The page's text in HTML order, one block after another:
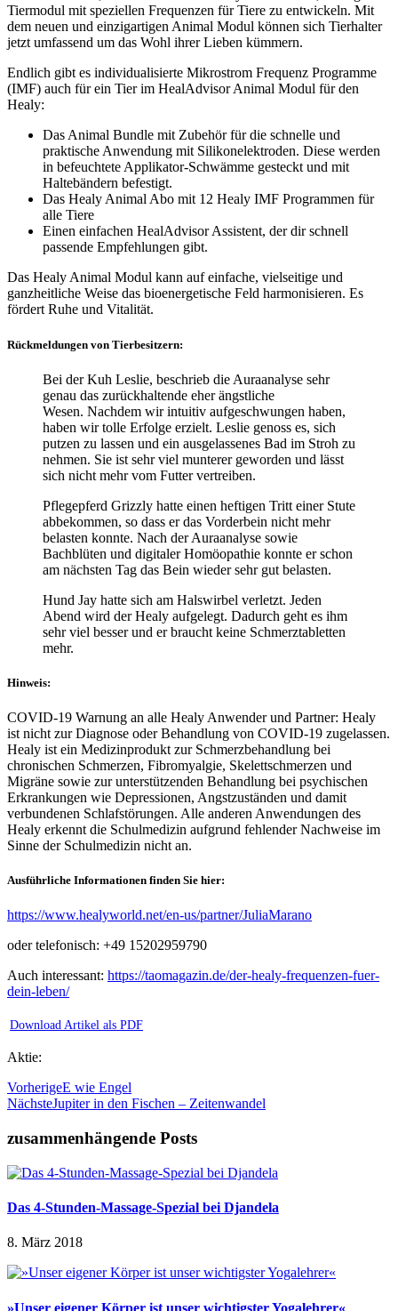
Tiermodul mit speziellen Frequenzen für Tiere zu entwickeln. Mit
dem neuen und einzigartigen Animal Modul können sich Tierhalter
jetzt umfassend um das Wohl ihrer Lieben kümmern.
Endlich gibt es individualisierte Mikrostrom Frequenz Programme
(IMF) auch für ein Tier im HealAdvisor Animal Modul für den
Healy:
Das Animal Bundle mit Zubehör für die schnelle und
praktische Anwendung mit Silikonelektroden. Diese werden
in befeuchtete Applikator-Schwämme gesteckt und mit
Haltebändern befestigt.
Das Healy Animal Abo mit 12 Healy IMF Programmen für
alle Tiere
Einen einfachen HealAdvisor Assistent, der dir schnell
passende Empfehlungen gibt.
Das Healy Animal Modul kann auf einfache, vielseitige und
ganzheitliche Weise das bioenergetische Feld harmonisieren. Es
fördert Ruhe und Vitalität.
Rückmeldungen von Tierbesitzern:
Bei der Kuh Leslie, beschrieb die Auraanalyse sehr
genau das zurückhaltende eher ängstliche
Wesen. Nachdem wir intuitiv aufgeschwungen haben,
haben wir tolle Erfolge erzielt. Leslie genoss es, sich
putzen zu lassen und ein ausgelassenes Bad im Stroh zu
nehmen. Sie ist sehr viel munterer geworden und lässt
sich nicht mehr vom Futter vertreiben.
Pflegepferd Grizzly hatte einen heftigen Tritt einer Stute
abbekommen, so dass er das Vorderbein nicht mehr
belasten konnte. Nach der Auraanalyse sowie
Bachblüten und digitaler Homöopathie konnte er schon
am nächsten Tag das Bein wieder sehr gut belasten.
Hund Jay hatte sich am Halswirbel verletzt. Jeden
Abend wird der Healy aufgelegt. Dadurch geht es ihm
sehr viel besser und er braucht keine Schmerztabletten
mehr.
Hinweis:
COVID-19 Warnung an alle Healy Anwender und Partner: Healy
ist nicht zur Diagnose oder Behandlung von COVID-19 zugelassen.
Healy ist ein Medizinprodukt zur Schmerzbehandlung bei
chronischen Schmerzen, Fibromyalgie, Skelettschmerzen und
Migräne sowie zur unterstützenden Behandlung bei psychischen
Erkrankungen wie Depressionen, Angstzuständen und damit
verbundenen Schlafstörungen. Alle anderen Anwendungen des
Healy erkennt die Schulmedizin aufgrund fehlender Nachweise im
Sinne der Schulmedizin nicht an.
Ausführliche Informationen finden Sie hier:
https://www.healyworld.net/en-us/partner/JuliaMarano
oder telefonisch: +49 15202959790
Auch interessant: https://taomagazin.de/der-healy-frequenzen-fuer-
dein-leben/
Download Artikel als PDF
Aktie:
VorherigeE wie Engel
NächsteJupiter in den Fischen – Zeitenwandel
zusammenhängende Posts
Das 4-Stunden-Massage-Spezial bei Djandela
8. März 2018
»Unser eigener Körper ist unser wichtigster Yogalehrer«